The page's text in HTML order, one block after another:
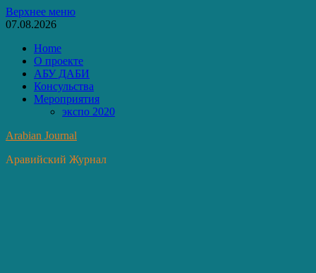
Перейти
к
Верхнее меню
07.08.2026
Home
О проекте
АБУ ДАБИ
Консульства
Мероприятия
экспо 2020
Arabian Journal
Аравийский Журнал